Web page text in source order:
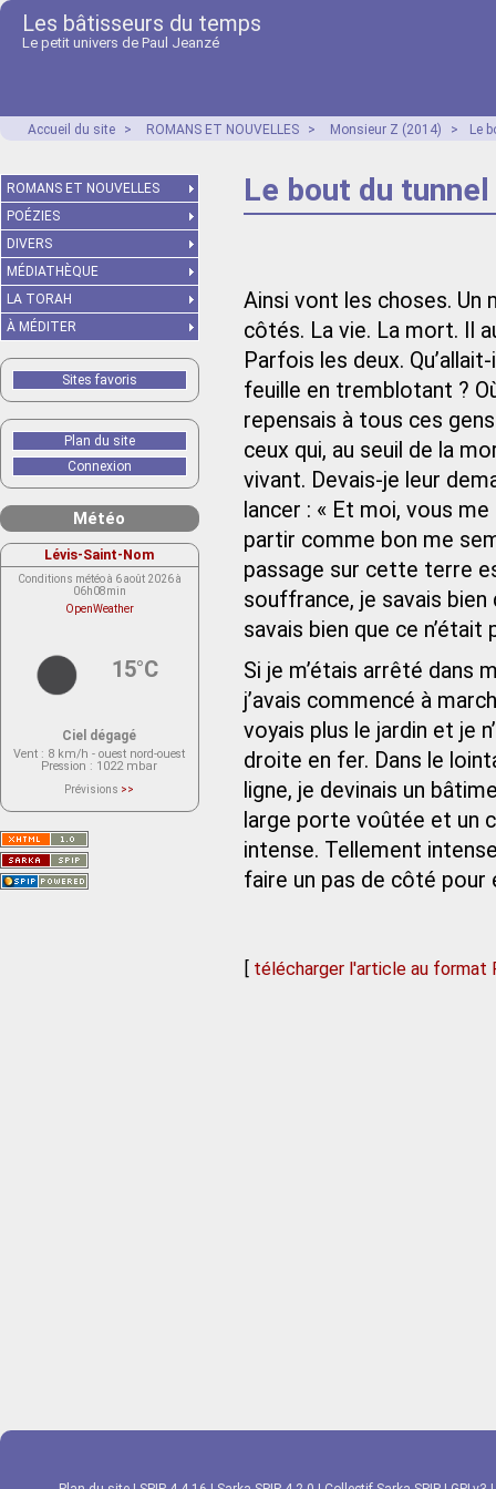
Les bâtisseurs du temps
Le petit univers de Paul Jeanzé
Accueil du site > ROMANS ET NOUVELLES > Monsieur Z (2014) > Le
Le bout du tunnel
Ainsi vont les choses. Un
côtés. La vie. La mort. Il
Parfois les deux.
feuille en tremblotant ?
repensais à tous ces
ceux qui, au seuil de la
vivant. Devais-je leur
lancer : « Et moi, vous
partir comme bon me
passage sur cette terre
souffrance, je savais bien
savais bien que ce n’était
Si je m’étais arrêté dans
j’avais commencé à
voyais plus le jardin et je
droite en fer. Dans le
ligne, je devinais un
large porte voûtée et un
intense. Tellement
faire un pas de côté pour
[ télécharger l'article au format
ROMANS ET NOUVELLES
POÉZIES
DIVERS
MÉDIATHÈQUE
LA TORAH
À MÉDITER
Sites favoris
Plan du site
Connexion
Météo
Lévis-Saint-Nom
Conditions météo à 6 août 2026 à
06h08min
OpenWeather
15°C
Ciel dégagé
Vent : 8 km/h - ouest nord-ouest
Pression : 1022 mbar
Prévisions >>
actuellement aucune prévision
Saint-Nom.
Veuillez consulter le message du
service ci-dessous.
(401 - Invalid API key. Please see
https://openweathermap.org/faq#error401